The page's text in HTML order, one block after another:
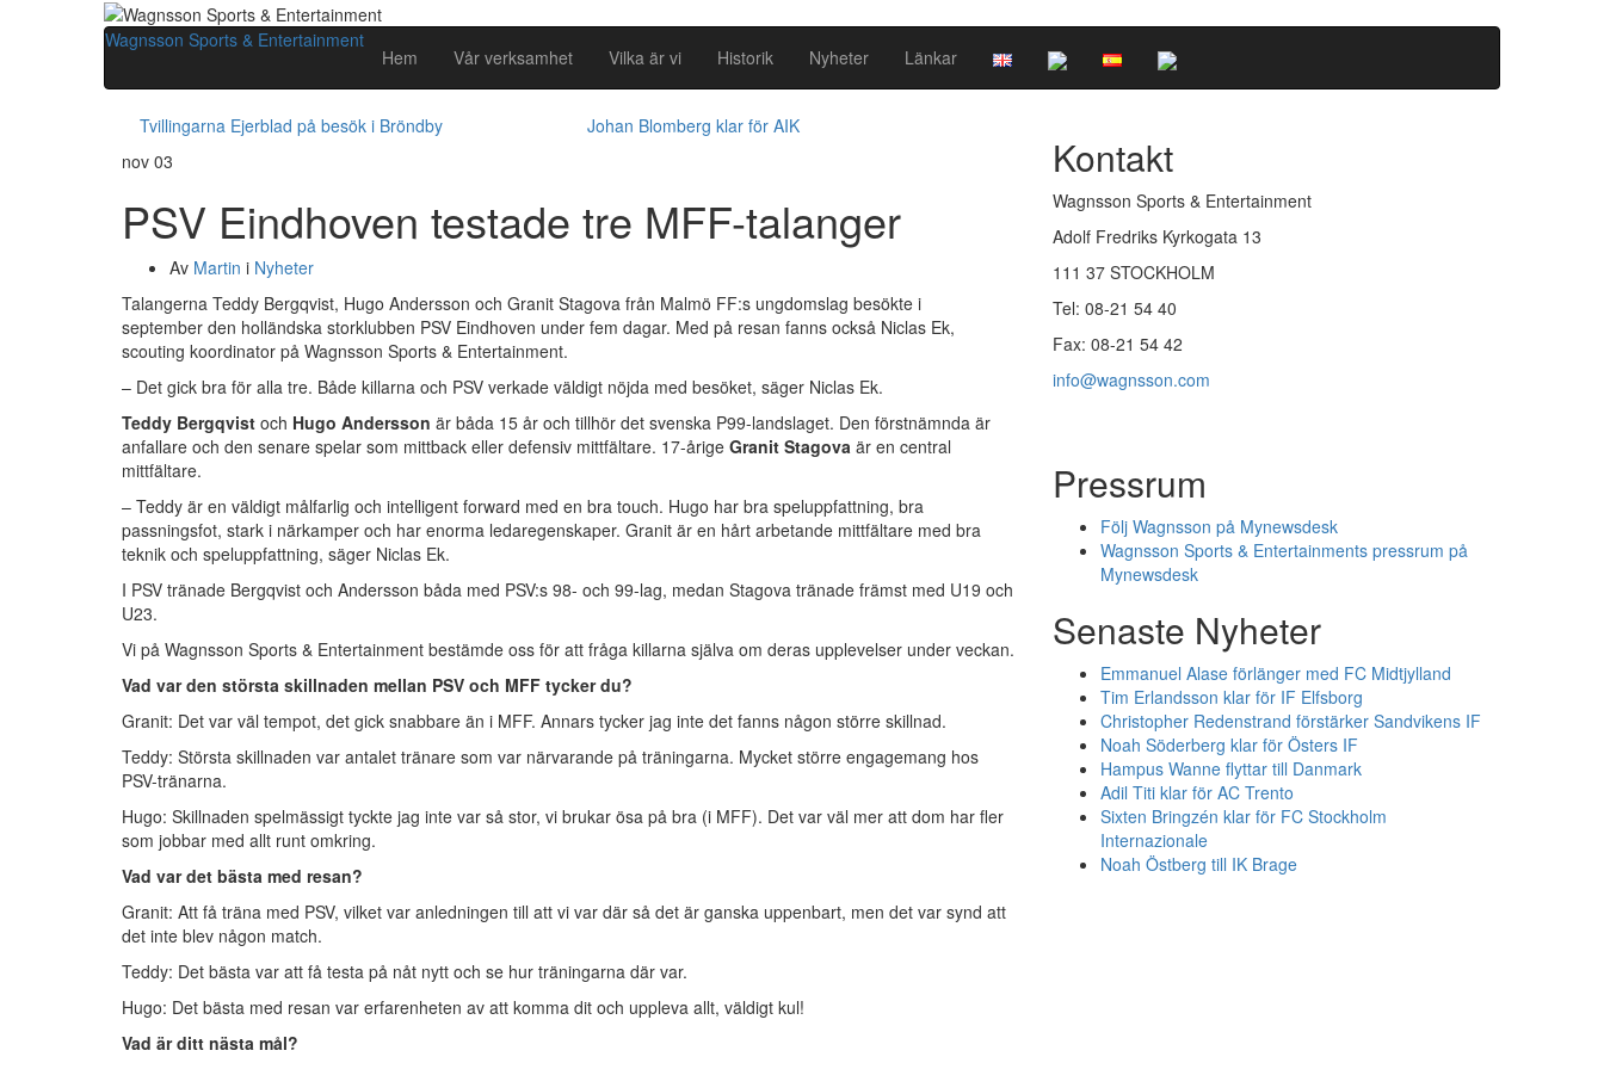
Wagnsson Sports & Entertainment
Hem Vår verksamhet Vilka är vi Historik Nyheter Länkar
Tvillingarna Ejerblad på besök i Bröndby
Johan Blomberg klar för AIK
nov 03
PSV Eindhoven testade tre MFF-talanger
Av Martin i Nyheter
Talangerna Teddy Bergqvist, Hugo Andersson och Granit Stagova från Malmö FF:s ungdomslag besökte i
september den holländska storklubben PSV Eindhoven under fem dagar. Med på resan fanns också Niclas Ek,
scouting koordinator på Wagnsson Sports & Entertainment.
– Det gick bra för alla tre. Både killarna och PSV verkade väldigt nöjda med besöket, säger Niclas Ek.
Teddy Bergqvist och Hugo Andersson är båda 15 år och tillhör det svenska P99-landslaget. Den förstnämnda är
anfallare och den senare spelar som mittback eller defensiv mittfältare. 17-årige Granit Stagova är en central
mittfältare.
– Teddy är en väldigt målfarlig och intelligent forward med en bra touch. Hugo har bra speluppfattning, bra
passningsfot, stark i närkamper och har enorma ledaregenskaper. Granit är en hårt arbetande mittfältare med bra
teknik och speluppfattning, säger Niclas Ek.
I PSV tränade Bergqvist och Andersson båda med PSV:s 98- och 99-lag, medan Stagova tränade främst med U19 och
U23.
Vi på Wagnsson Sports & Entertainment bestämde oss för att fråga killarna själva om deras upplevelser under veckan.
Vad var den största skillnaden mellan PSV och MFF tycker du?
Granit: Det var väl tempot, det gick snabbare än i MFF. Annars tycker jag inte det fanns någon större skillnad.
Teddy: Största skillnaden var antalet tränare som var närvarande på träningarna. Mycket större engagemang hos
PSV-tränarna.
Hugo: Skillnaden spelmässigt tyckte jag inte var så stor, vi brukar ösa på bra (i MFF). Det var väl mer att dom har fler
som jobbar med allt runt omkring.
Vad var det bästa med resan?
Granit: Att få träna med PSV, vilket var anledningen till att vi var där så det är ganska uppenbart, men det var synd att
det inte blev någon match.
Teddy: Det bästa var att få testa på nåt nytt och se hur träningarna där var.
Hugo: Det bästa med resan var erfarenheten av att komma dit och uppleva allt, väldigt kul!
Vad är ditt nästa mål?
Kontakt
Wagnsson Sports & Entertainment
Adolf Fredriks Kyrkogata 13
111 37 STOCKHOLM
Tel: 08-21 54 40
Fax: 08-21 54 42
info@wagnsson.com
Pressrum
Följ Wagnsson på Mynewsdesk
Wagnsson Sports & Entertainments pressrum på
Mynewsdesk
Senaste Nyheter
Emmanuel Alase förlänger med FC Midtjylland
Tim Erlandsson klar för IF Elfsborg
Christopher Redenstrand förstärker Sandvikens IF
Noah Söderberg klar för Östers IF
Hampus Wanne flyttar till Danmark
Adil Titi klar för AC Trento
Sixten Bringzén klar för FC Stockholm
Internazionale
Noah Östberg till IK Brage